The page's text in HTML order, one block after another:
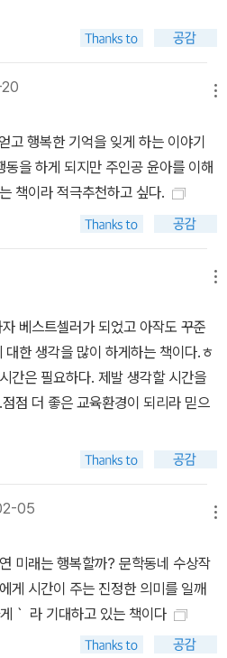
래의 유혹은 멈출 수가 없다. 하지만
이와 외할머니 등 소중한 사람들과의
윤아를 뒤돌아보게 한다. 상대방이
로 반응하지 못하고, 아빠와 공유했던
윤아는 기억을 잃는다는 것이 생각보
. 게다가 몰래 시간을 사는 것을 누군
지 않기 때문에 생각해 본 적이 없었
인지도 점점 기억이 나지 않는다. 그
해서 ‘행복’에 대해 의식적으로 떠
는 것이 생긴다. 교육열이 센 동네로
한 기대감도 버리고 스스로의 느낌이
로봇처럼 일상을 수행하던 윤아에게
기억, 시간 같은 것의 소중함을 느낀
. 기억이 없는 나는, 가슴이 텅 비어
까? 만약에 그렇다 해도 지금 내가
수가 없어 시간 가게로 달려간다. 조
아버지는 이제까지와는 정반대의 새
는 과연 이 혼란을 바로잡을 수 있
교묘하고 복잡해질수록 서사의 흐
조를 향해 달려간다. 멈춰진 아
의 소
고 행복한 기억을 잊게 하는 이야기
을 하게 되지만 주인공 윤아를 이해
책이라 적극추천하고 싶다.
베스트셀러가 되었고 아작도 꾸준
한 생각을 많이 하게하는 책이다.ㅎ
간은 필요하다. 제발 생각할 시간을
점 더 좋은 교육환경이 되리라 믿으
05
미래는 행복할까? 문학동네 수상작
게 시간이 주는 진정한 의미를 일깨
｀ 라 기대하고 있는 책이다